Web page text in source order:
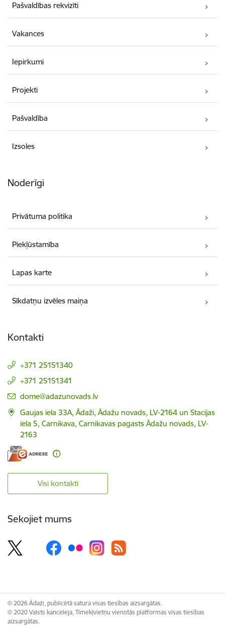
Pašvaldības rekvizīti
Vakances
Iepirkumi
Projekti
Pašvaldība
Izsoles
Noderīgi
Privātuma politika
Piekļūstamība
Lapas karte
Sīkdatņu izvēles maiņa
Kontakti
+371 25151340
+371 25151341
E-pasts:
dome@adazunovads.lv
Gaujas iela 33A, Ādaži, Ādažu novads, LV-2164 un Stacijas
iela 5, Carnikava, Carnikavas pagasts Ādažu novads, LV-
2163
Visi kontakti
Sekojiet mums
© 2026 Ādaži, publicētā satura visas tiesības aizsargātas.
© 2020 Valsts kanceleja, Tīmekļvietņu vienotās platformas visas tiesības
aizsargātas.